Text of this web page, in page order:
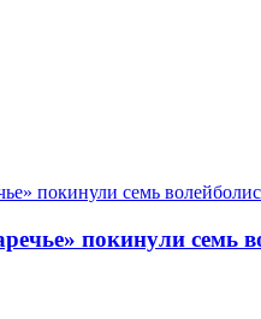
покинули семь